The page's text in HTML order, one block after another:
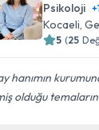
Psikoloji +
Kocaeli,
5 (25
hanımın
olduğu